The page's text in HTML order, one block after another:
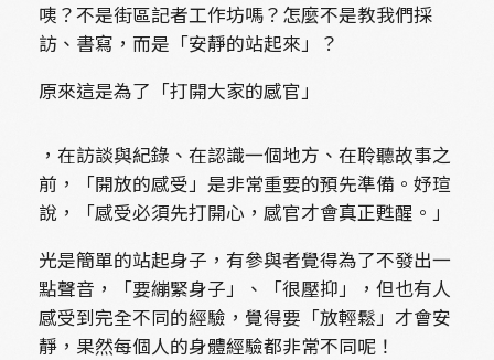
咦？不是街區記者工作坊嗎？怎麼不是教我們採
訪、書寫，而是「安靜的站起來」？
原來這是為了「打開大家的感官」
，在訪談與紀錄、在認識一個地方、在聆聽故事之
前，「開放的感受」是非常重要的預先準備。妤瑄
說，「感受必須先打開心，感官才會真正甦醒。」
光是簡單的站起身子，有參與者覺得為了不發出一
點聲音，「要繃緊身子」、「很壓抑」，但也有人
感受到完全不同的經驗，覺得要「放輕鬆」才會安
靜，果然每個人的身體經驗都非常不同呢！